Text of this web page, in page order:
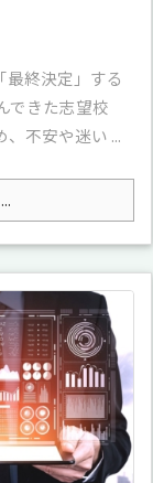
終決定」する
できた志望校
不安や迷い ...